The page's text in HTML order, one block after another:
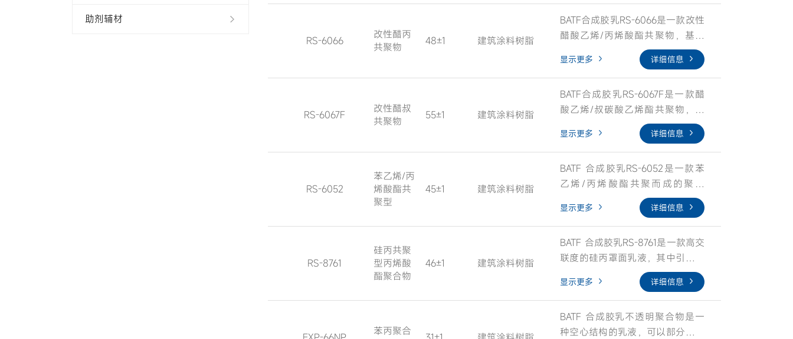
助剂辅材
定性；同时结合我司特有的聚合滴
加工艺，有效控制乳胶粒子粒子表
面极性分布，使得乳液具有优异的
基材附着力、粘结强度、耐水性以
及抗开裂性，非常适用于防火涂
乳液，不含APEO、重金属等有害
物质。
RS-6066
改性醋丙
共聚物
48±1 建筑涂料树脂
BATF合成胶乳RS-6066是一款改性
醋酸乙烯/丙烯酸酯共聚物，基于
我司乳胶粒活性控制及特有分子嵌
段包覆技术平台，使得乳液具有优
异粉体承载能力、稳定性；同时结
合我司特有的聚合滴加工艺，有效
控制乳胶粒子粒子表面极性分布，
使得乳液具有优异的基材附着力、
耐火及优异的耐水性，适用于膨
一款高度环保化乳液，不人为添加
甲醛，重金属物质。
显示更多 详细信息
RS-6067F
改性醋叔
共聚物
55±1 建筑涂料树脂
BATF合成胶乳RS-6067F是一款醋
酸乙烯/叔碳酸乙烯酯共聚物，基
于我司乳胶粒分子极性控制及特有
分子嵌段包覆平台技术而开发，使
乳液具有优异配方宽容度，粉体承
载能力强和涂料稳定性好；同时采
用我司独有的聚合滴加工艺，有效
控制叔碳酸乙烯酯接枝到乳胶粒子
中，使乳液性能更好，制备膨胀型
材附着力强、抗开裂性好，使涂层
遇火膨胀系数高，碳层更致密牢
固，达到极佳的隔热阻燃效果。
RS-6067F环保性好不含APEO，不
常适合用于制备室内钢结构膨胀型
显示更多 详细信息
RS-6052
苯乙烯/丙
烯酸酯共
聚型
45±1 建筑涂料树脂
BATF 合成胶乳RS-6052是一款苯
乙烯/丙烯酸酯共聚而成的聚合
物，基于我司气味控制技术平台，
实现了常规苯丙类产品低气味的特
点；通过种子乳液聚合技术以及乳
胶粒子疏水改性复合杂化技术，有
效的控制乳胶粒子粒径分布，分子
链段的柔韧性及粒子表面亲疏水
性，使得乳液对不同粉体均具有优
合后具备优异的开放时间及良好的
显示更多 详细信息
RS-8761
硅丙共聚
型丙烯酸
酯聚合物
46±1 建筑涂料树脂
BATF 合成胶乳RS-8761是一款高交
联度的硅丙罩面乳液，其中引入的
特种纳米硅材料使空气可以自由出
入，又阻止了水分子的进出，既保
证了漆膜的早期耐水性，又赋予了
漆膜快速起硬，高耐磨，耐污的特
性。 另外通过特殊的聚合工艺设
显示更多 详细信息
苯丙聚合
BATF 合成胶乳不透明聚合物是一
种空心结构的乳液，可以部分的取